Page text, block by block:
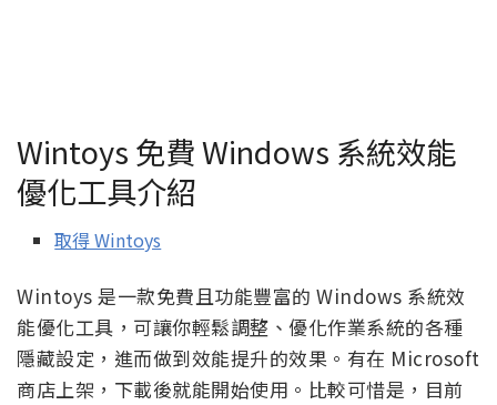
Wintoys 免費 Windows 系統效能
優化工具介紹
取得 Wintoys
Wintoys 是一款免費且功能豐富的 Windows 系統效
能優化工具，可讓你輕鬆調整、優化作業系統的各種
隱藏設定，進而做到效能提升的效果。有在 Microsoft
商店上架，下載後就能開始使用。比較可惜是，目前